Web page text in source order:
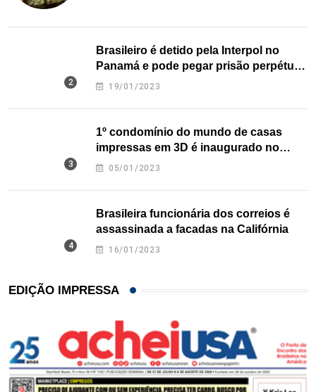
Brasileiro é detido pela Interpol no
Panamá e pode pegar prisão perpétua
nos EUA
19/01/2023
1º condomínio do mundo de casas
impressas em 3D é inaugurado no
Texas
05/01/2023
Brasileira funcionária dos correios é
assassinada a facadas na Califórnia
16/01/2023
EDIÇÃO IMPRESSA